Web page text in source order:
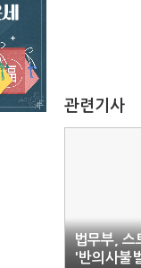
관련기사
법무부, 스
'반의사불